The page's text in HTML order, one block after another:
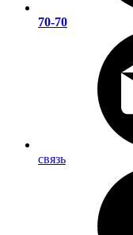
70-70
связь